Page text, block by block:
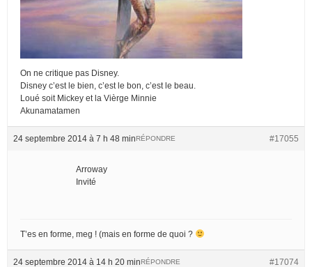
On ne critique pas Disney.
Disney c’est le bien, c’est le bon, c’est le beau.
Loué soit Mickey et la Vièrge Minnie
Akunamatamen
24 septembre 2014 à 7 h 48 min #17055
RÉPONDRE
Arroway
Invité
T’es en forme, meg ! (mais en forme de quoi ?
24 septembre 2014 à 14 h 20 min #17074
RÉPONDRE